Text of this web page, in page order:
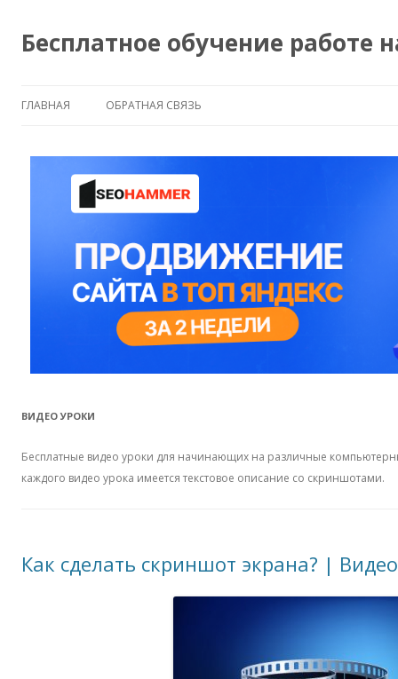
Бесплатное обучение работе
ГЛАВНАЯ ОБРАТНАЯ СВЯЗЬ
ВИДЕО УРОКИ
Бесплатные видео уроки для начинающих на различные
каждого видео урока имеется текстовое описание со скриншотами.
Как сделать скриншот экрана? |